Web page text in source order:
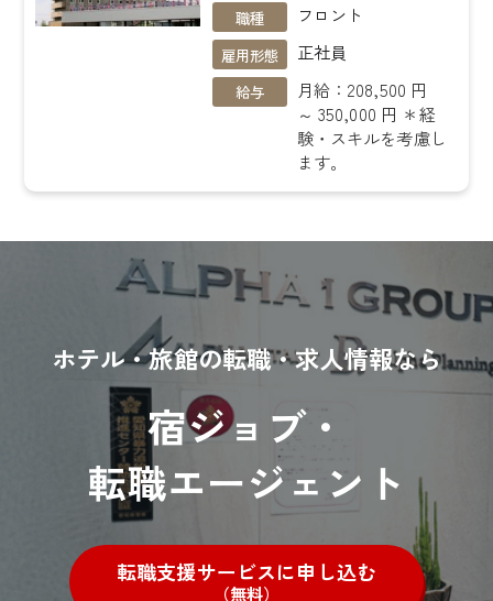
職種 フロント
雇用形態 正社員
給与
月給：208,500 円
～ 350,000 円 ＊経
験・スキルを考慮し
ます。
ホテル・旅館の転職・求人情報なら
宿ジョブ・
転職エージェント
転職支援サービスに申し込む
（無料）